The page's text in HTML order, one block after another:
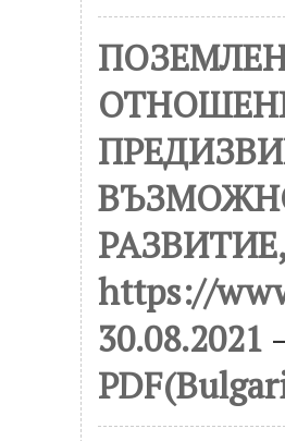
https://
30.08.2021